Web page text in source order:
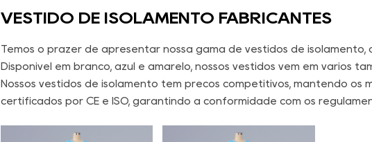
VESTIDO DE ISOLAMENTO FABRICANTES
Temos o prazer de apresentar nossa gama de vestidos de isolamento,
Disponível em branco, azul e amarelo, nossos vestidos vêm em vários
Nossos vestidos de isolamento têm preços competitivos, mantendo os
certificados por CE e ISO, garantindo a conformidade com os